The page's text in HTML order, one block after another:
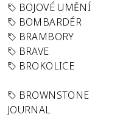
BOJOVÉ UMĚNÍ
BOMBARDÉR
BRAMBORY
BRAVE
BROKOLICE
BROWNSTONE
JOURNAL